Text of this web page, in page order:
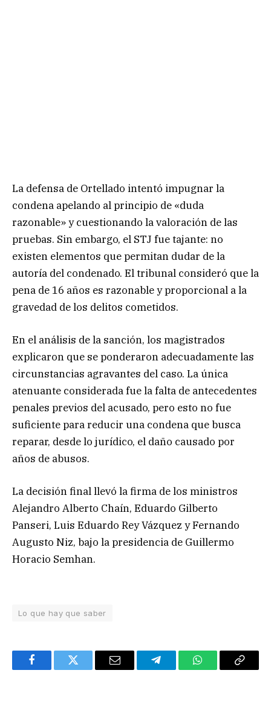
La defensa de Ortellado intentó impugnar la
condena apelando al principio de «duda
razonable» y cuestionando la valoración de las
pruebas. Sin embargo, el STJ fue tajante: no
existen elementos que permitan dudar de la
autoría del condenado. El tribunal consideró que la
pena de 16 años es razonable y proporcional a la
gravedad de los delitos cometidos.
En el análisis de la sanción, los magistrados
explicaron que se ponderaron adecuadamente las
circunstancias agravantes del caso. La única
atenuante considerada fue la falta de antecedentes
penales previos del acusado, pero esto no fue
suficiente para reducir una condena que busca
reparar, desde lo jurídico, el daño causado por
años de abusos.
La decisión final llevó la firma de los ministros
Alejandro Alberto Chaín, Eduardo Gilberto
Panseri, Luis Eduardo Rey Vázquez y Fernando
Augusto Niz, bajo la presidencia de Guillermo
Horacio Semhan.
Lo que hay que saber
FacebookTwitter Email TelegramWhatsAppCopy